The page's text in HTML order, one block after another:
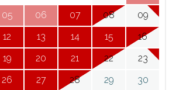
05 06 07 08
09
12 13 14 15
16
19 20 21 22
23
26 27 28 29
30